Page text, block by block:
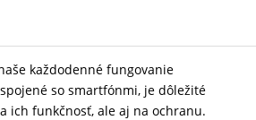
každodenné fungovanie
so smartfónmi, je dôležité
ich funkčnosť, ale aj na ochranu.